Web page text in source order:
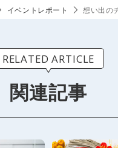
イベントレポート 想い出の
RELATED ARTICLE
関連記事